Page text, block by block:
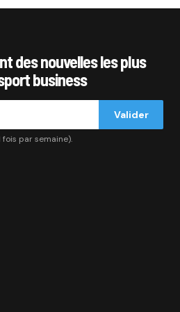
des nouvelles les plus
business
Valider
par semaine).